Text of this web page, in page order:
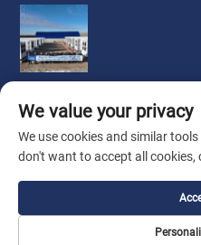
Copyright © by Liaoning
за
Търсене На Агент За
We value your privacy
We use cookies and similar
don't want to accept all cookies,